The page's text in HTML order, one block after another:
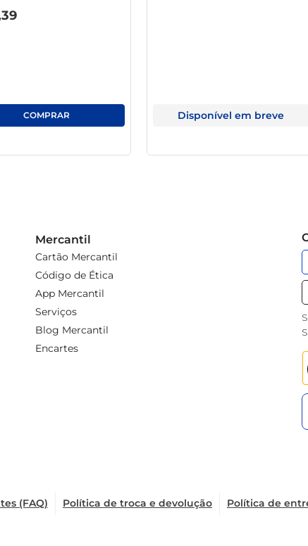
39
Disponível em breve
Mercantil
Cartão Mercantil
Código de Ética
App Mercantil
Serviços
Blog Mercantil
Encartes
(FAQ) Política de troca e devolução Política de